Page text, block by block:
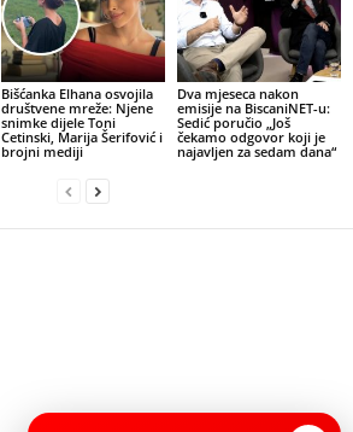
Bišćanka Elhana osvojila
društvene mreže: Njene
snimke dijele Toni
Cetinski, Marija Šerifović i
brojni mediji
Dva mjeseca nakon
emisije na BiscaniNET-u:
Sedić poručio „Još
čekamo odgovor koji je
najavljen za sedam dana“